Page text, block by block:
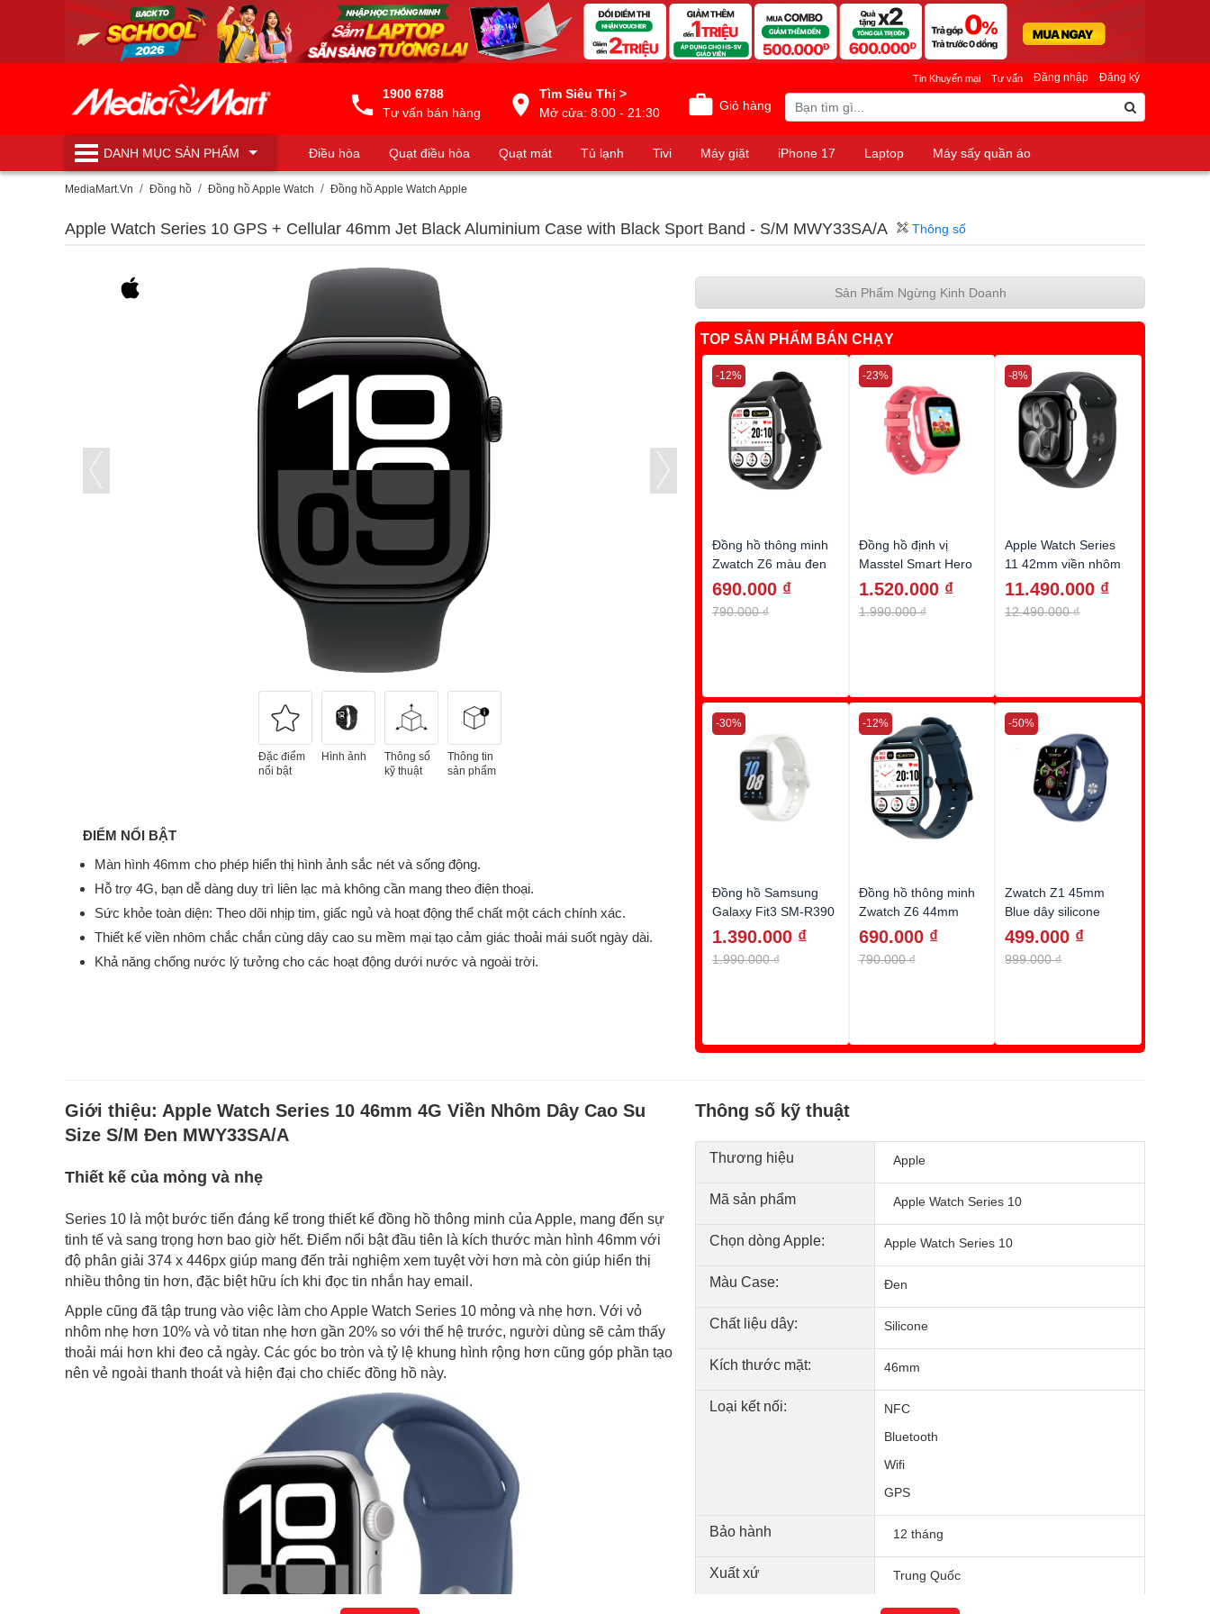
1900 6788
Tư vấn bán hàng
Tìm Siêu Thị >
Mở cửa: 8:00 - 21:30
Giỏ hàng
Đăng nhập Đăng ký
Tin Khuyến mại Tư vấn
DANH MỤCSẢN PHẨM Điều hòa Quạt điều hòa Quạt mát Tủ lạnh Tivi Máy giặt iPhone 17 Laptop
Máy sấy quần áo
Máy lọc nước
MediaMart.Vn Đồng hồ Đồng hồ Apple Watch Đồng hồ Apple Watch Apple
Apple Watch Series 10 GPS + Cellular 46mm Jet Black Aluminium Case with Black Sport Band - S/M MWY33SA/A Thông số
Đặc điểm
nổi bật
Hình ảnh
Thông số
kỹ thuật
Thông tin
sản phẩm
ĐIỂM NỔI BẬT
Màn hình 46mm cho phép hiển thị hình ảnh sắc nét và sống động.
Hỗ trợ 4G, bạn dễ dàng duy trì liên lạc mà không cần mang theo điện thoại.
Sức khỏe toàn diện: Theo dõi nhịp tim, giấc ngủ và hoạt động thể chất một cách chính xác.
Thiết kế viền nhôm chắc chắn cùng dây cao su mềm mại tạo cảm giác thoải mái suốt ngày dài.
Khả năng chống nước lý tưởng cho các hoạt động dưới nước và ngoài trời.
Sản Phẩm Ngừng Kinh Doanh
TOP SẢN PHẨM BÁN CHẠY
Đồng hồ thông minh
Zwatch Z6 màu đen
dây Sillicone
690.000 ₫
790.000 ₫
-12%
Đồng hồ định vị
Masstel Smart Hero
10 màu hồng (Pink)
1.520.000 ₫
1.990.000 ₫
-23%
Apple Watch Series
11 42mm viền nhôm
dây thể thao đen
S/M
11.490.000 ₫
12.490.000 ₫
-8%
Đồng hồ Samsung
Galaxy Fit3 SM-R390
(Màu bạc)
1.390.000 ₫
1.990.000 ₫
-30%
Đồng hồ thông minh
Zwatch Z6 44mm
màu Xanh (Blue) dây
690.000 ₫
790.000 ₫
-12%
Zwatch Z1 45mm
Blue dây silicone
499.000 ₫
999.000 ₫
-50%
Giới thiệu: Apple Watch Series 10 46mm 4G Viền Nhôm Dây Cao Su
Size S/M Đen MWY33SA/A
Thiết kế của mỏng và nhẹ
Series 10 là một bước tiến đáng kể trong thiết kế đồng hồ thông minh của Apple, mang đến sự
tinh tế và sang trọng hơn bao giờ hết. Điểm nổi bật đầu tiên là kích thước màn hình 46mm với
độ phân giải 374 x 446px giúp mang đến trải nghiệm xem tuyệt vời hơn mà còn giúp hiển thị
nhiều thông tin hơn, đặc biệt hữu ích khi đọc tin nhắn hay email.
Apple cũng đã tập trung vào việc làm cho Apple Watch Series 10 mỏng và nhẹ hơn. Với vỏ
nhôm nhẹ hơn 10% và vỏ titan nhẹ hơn gần 20% so với thế hệ trước, người dùng sẽ cảm thấy
thoải mái hơn khi đeo cả ngày. Các góc bo tròn và tỷ lệ khung hình rộng hơn cũng góp phần tạo
nên vẻ ngoài thanh thoát và hiện đại cho chiếc đồng hồ này.
Thông số kỹ thuật
Thương hiệu Apple
Mã sản phẩm Apple Watch Series 10
Chọn dòng Apple: Apple Watch Series 10
Màu Case: Đen
Chất liệu dây: Silicone
Kích thước mặt: 46mm
Loại kết nối:
NFC
Bluetooth
Wifi
GPS
Bảo hành 12 tháng
Xuất xứ Trung Quốc